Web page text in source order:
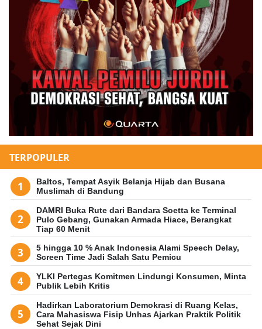
TERPOPULER
Baltos, Tempat Asyik Belanja Hijab dan Busana
Muslimah di Bandung
DAMRI Buka Rute dari Bandara Soetta ke Terminal
Pulo Gebang, Gunakan Armada Hiace, Berangkat
Tiap 60 Menit
5 hingga 10 % Anak Indonesia Alami Speech Delay,
Screen Time Jadi Salah Satu Pemicu
YLKI Pertegas Komitmen Lindungi Konsumen, Minta
Publik Lebih Kritis
Hadirkan Laboratorium Demokrasi di Ruang Kelas,
Cara Mahasiswa Fisip Unhas Ajarkan Praktik Politik
Sehat Sejak Dini